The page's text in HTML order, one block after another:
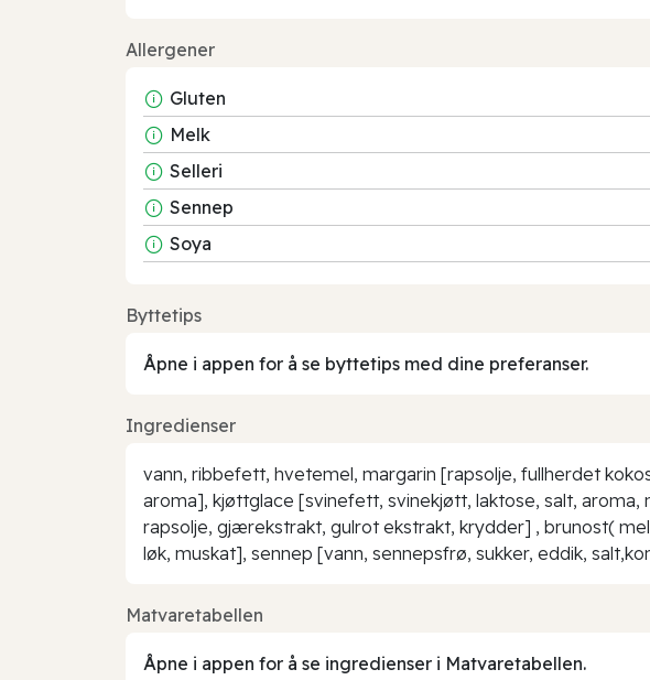
Allergener
Gluten
Melk
Selleri
Sennep
Soya
Byttetips
Åpne i appen for å se byttetips med dine preferanser.
Ingredienser
vann, ribbefett, hvetemel, margarin [rapsolje, fullherdet
aroma], kjøttglace [svinefett, svinekjøtt, laktose, salt, aroma,
rapsolje, gjærekstrakt, gulrot ekstrakt, krydder] , brunost(
løk, muskat], sennep [vann, sennepsfrø, sukker, eddik,
Matvaretabellen
Åpne i appen for å se ingredienser i Matvaretabellen.